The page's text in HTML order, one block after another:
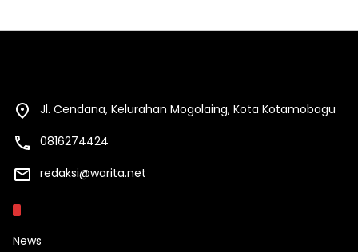
Jl. Cendana, Kelurahan Mogolaing, Kota Kotamobagu
0816274424
redaksi@warita.net
News